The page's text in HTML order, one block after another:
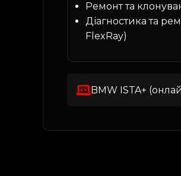
Ремонт та
Діагностика та
FlexRay)
BMW ISTA+